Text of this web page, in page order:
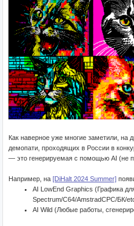
Как наверное уже многие заметили, на
демопати, проходящих в России в
— это генерируемая с помощью AI (не
Например, на [DiHalt 2024 Summer]
AI LowEnd Graphics (Графика
Spectrum/C64/AmstradCPC/БК/
AI Wild (Любые работы,